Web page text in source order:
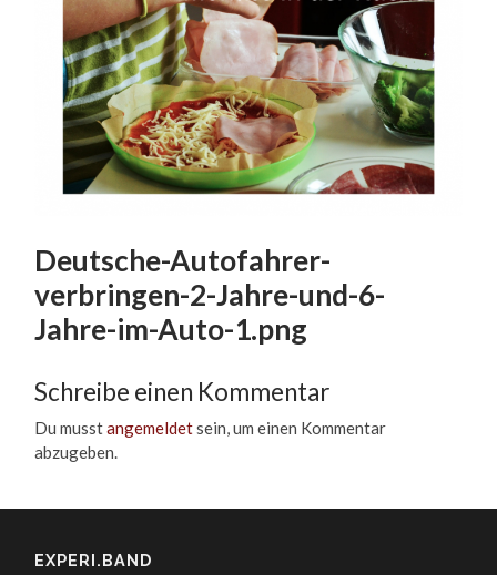
Deutsche-Autofahrer-
verbringen-2-Jahre-und-6-
Jahre-im-Auto-1.png
Schreibe einen Kommentar
Du musstangemeldetsein, um einen Kommentar
abzugeben.
EXPERI.BAND